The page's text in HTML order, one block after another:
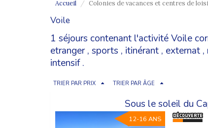
Accueil Colonies de vacances et centres de
Voile
1 séjours contenant l'activité Voile
etranger, sports , itinérant , externat ,
intensif.
TRIER PAR PRIX TRIER PAR ÂGE
Sous le soleil du
12-16 ANS